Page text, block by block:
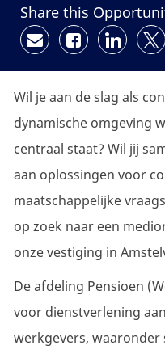
Share this
Share via email
Share via
Share
Wil je aan de slag als
dynamische omgeving
centraal staat? Wil jij
aan oplossingen voor
maatschappelijke
op zoek naar een
onze vestiging in
De afdeling Pensioen
voor dienstverlening
werkgevers,